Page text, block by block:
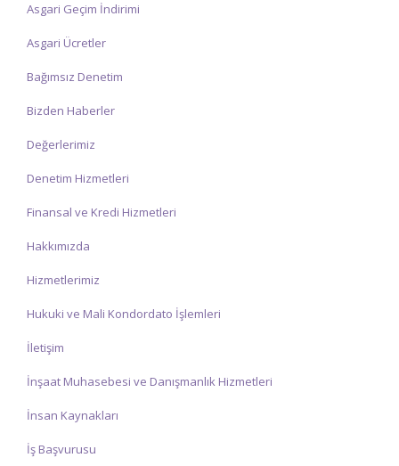
Asgari Geçim İndirimi
Asgari Ücretler
Bağımsız Denetim
Bizden Haberler
Değerlerimiz
Denetim Hizmetleri
Finansal ve Kredi Hizmetleri
Hakkımızda
Hizmetlerimiz
Hukuki ve Mali Kondordato İşlemleri
İletişim
İnşaat Muhasebesi ve Danışmanlık Hizmetleri
İnsan Kaynakları
İş Başvurusu